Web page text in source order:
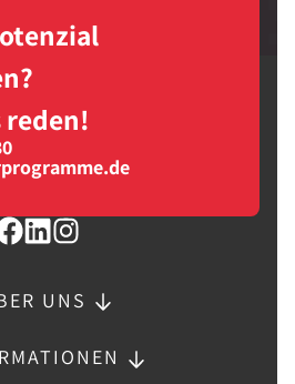
reden!
UNS